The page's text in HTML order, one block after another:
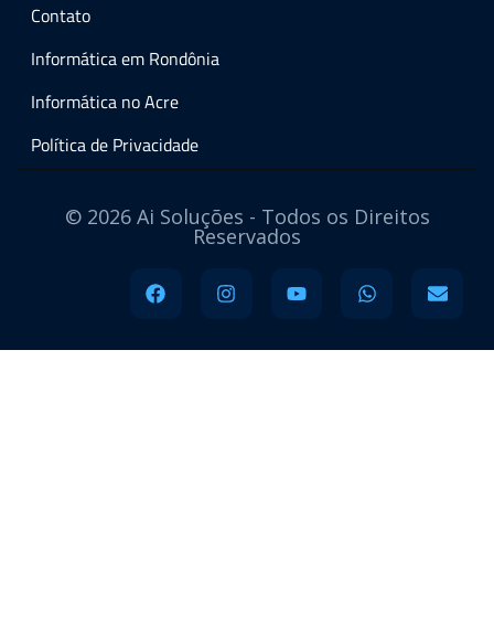
Contato
Informática em Rondônia
Informática no Acre
Política de Privacidade
© 2026 Ai Soluções - Todos os Direitos
Reservados